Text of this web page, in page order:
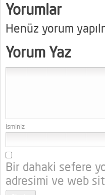
Yorumlar
Henüz yorum
Yorum Yaz
İsminiz
Bir dahaki sefere
adresimi ve web